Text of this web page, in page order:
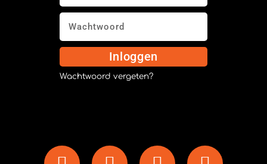
Inloggen
Wachtwoord vergeten?